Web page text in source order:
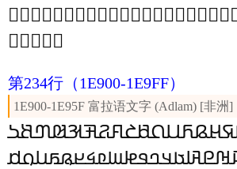
𞣧
𞣨
𞣩
𞣪
𞣫
𞣬
𞣭
𞣮
𞣯
𞣰
𞣱
𞣲
𞣳
𞣴
𞣵
𞣶
𞣷
𞣸
𞣹
𞣺
𞣻
𞣼
𞣽
𞣾
𞣿
第234行 （1E900-1E9FF）
1E900-1E95F 富拉语文字 (Adlam) [非洲]
𞤇
𞤈
𞤉
𞤊
𞤋
𞤌
𞤍
𞤎
𞤏
𞤐
𞤑
𞤒
𞤓
𞤔
𞤕
𞤖
𞤟
𞤠
𞤡
𞤢
𞤣
𞤤
𞤥
𞤦
𞤧
𞤨
𞤩
𞤪
𞤫
𞤬
𞤭
𞤮
𞤯